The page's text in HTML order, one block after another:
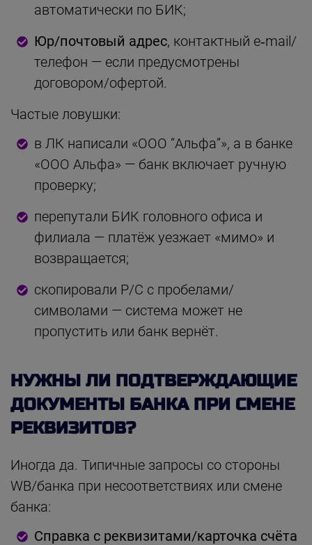
автоматически по БИК;
Юр/почтовый адрес, контактный e‑mail/
телефон — если предусмотрены
договором/офертой.
Частые ловушки:
в ЛК написали «ООО “Альфа”», а в банке
«ООО Альфа» — банк включает ручную
проверку;
перепутали БИК головного офиса и
филиала — платёж уезжает «мимо» и
возвращается;
скопировали Р/С с пробелами/
символами — система может не
пропустить или банк вернёт.
НУЖНЫ ЛИ ПОДТВЕРЖДАЮЩИЕ
ДОКУМЕНТЫ БАНКА ПРИ СМЕНЕ
РЕКВИЗИТОВ?
Иногда да. Типичные запросы со стороны
WB/банка при несоответствиях или смене
банка:
Справка с реквизитами/карточка счёта